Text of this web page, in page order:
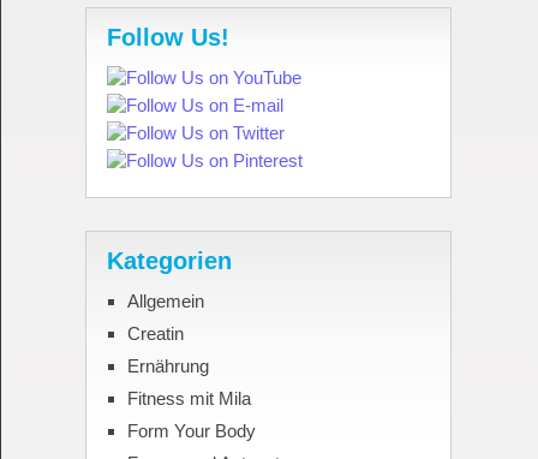
Follow Us!
Kategorien
Allgemein
Creatin
Ernährung
Fitness mit Mila
Form Your Body